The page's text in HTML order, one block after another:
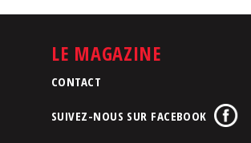
Le
Télécharger
la
LE MAGAZINE
CONTACT
SUIVEZ-NOUS SUR FACEBOOK